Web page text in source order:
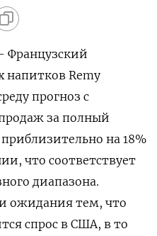
Французский
напитков Remy
прогноз с
за полный
на 18%
что соответствует
диапазона.
ожидания тем, что
спрос в США, в то